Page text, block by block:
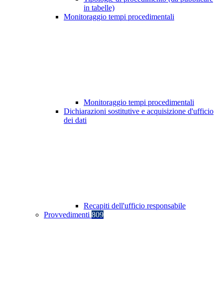
in tabelle)
Monitoraggio tempi procedimentali
Monitoraggio tempi procedimentali
Dichiarazioni sostitutive e acquisizione d'ufficio
dei dati
Recapiti dell'ufficio responsabile
Provvedimenti 809